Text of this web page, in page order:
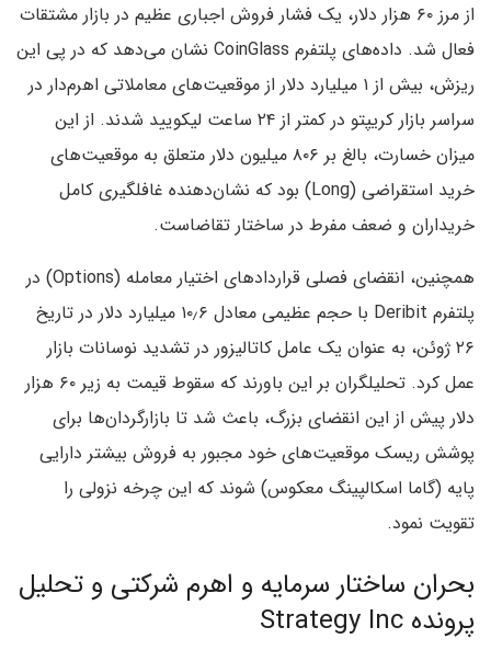
از مرز ۶۰ هزار دلار، یک فشار فروش اجباری عظیم در بازار مشتقات
فعال شد. داده‌های پلتفرم CoinGlass نشان می‌دهد که در پی این
ریزش، بیش از ۱ میلیارد دلار از موقعیت‌های معاملاتی اهرم‌دار در
سراسر بازار کریپتو در کمتر از ۲۴ ساعت لیکویید شدند. از این
میزان خسارت، بالغ بر ۸۰۶ میلیون دلار متعلق به موقعیت‌های
خرید استقراضی (Long) بود که نشان‌دهنده غافلگیری کامل
خریداران و ضعف مفرط در ساختار تقاضاست.
همچنین، انقضای فصلی قراردادهای اختیار معامله (Options) در
پلتفرم Deribit با حجم عظیمی معادل ۱۰٫۶ میلیارد دلار در تاریخ
۲۶ ژوئن، به عنوان یک عامل کاتالیزور در تشدید نوسانات بازار
عمل کرد. تحلیلگران بر این باورند که سقوط قیمت به زیر ۶۰ هزار
دلار پیش از این انقضای بزرگ، باعث شد تا بازارگردان‌ها برای
پوشش ریسک موقعیت‌های خود مجبور به فروش بیشتر دارایی
پایه (گاما اسکالپینگ معکوس) شوند که این چرخه نزولی را
تقویت نمود.
بحران ساختار سرمایه و اهرم شرکتی و تحلیل
پرونده Strategy Inc